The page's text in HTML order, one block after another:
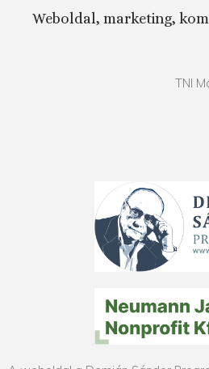
Weboldal, marketing,
TNI